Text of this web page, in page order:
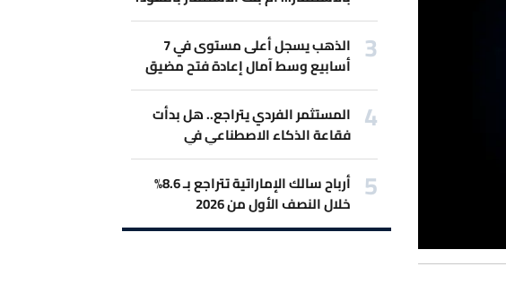
الذهب يسجل أعلى مستوى في 7
أسابيع وسط آمال إعادة فتح مضيق
هرمز
المستثمر الفردي يتراجع.. هل بدأت
فقاعة الذكاء الاصطناعي في
الانكماش؟
أرباح سالك الإماراتية تتراجع بـ 8.6%
خلال النصف الأول من 2026